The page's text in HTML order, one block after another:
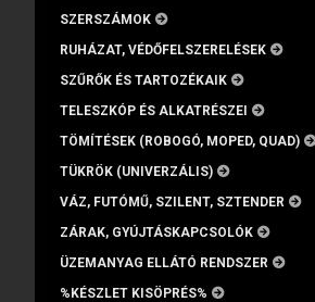
SZERSZÁMOK
RUHÁZAT, VÉDŐFELSZERELÉSEK
SZŰRŐK ÉS TARTOZÉKAIK
TELESZKÓP ÉS ALKATRÉSZEI
TÖMÍTÉSEK (ROBOGÓ, MOPED, QUAD)
TÜKRÖK (UNIVERZÁLIS)
VÁZ, FUTÓMŰ, SZILENT, SZTENDER
ZÁRAK, GYÚJTÁSKAPCSOLÓK
ÜZEMANYAG ELLÁTÓ RENDSZER
%KÉSZLET KISÖPRÉS%